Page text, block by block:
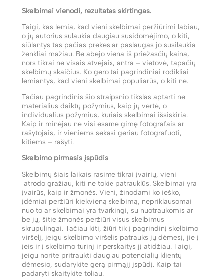
Skelbimai vienodi, rezultatas skirtingas.
Taigi, kas lemia, kad vieni skelbimai peržiūrimi labiau,
o jų autorius sulaukia daugiau susidomėjimo, o kiti,
siūlantys tas pačias prekes ar paslaugas jo susilaukia
ženkliai mažiau. Be abejo viena iš priežasčių kaina,
nors tikrai ne visais atvejais, antra – vietovė, tapačių
skelbimų skaičius. Ko gero tai pagrindiniai rodikliai
lemiantys, kad vieni skelbimai populiarūs, o kiti ne.
Tačiau pagrindinis šio straipsnio tikslas aptarti ne
materialius daiktų požymius, kaip jų vertė, o
individualius požymius, kuriais skelbimai išsiskiria.
Kaip ir minėjau ne visi esame gimę fotografais ar
rašytojais, ir vieniems sekasi geriau fotografuoti,
kitiems – rašyti.
Skelbimo pirmasis įspūdis
Skelbimų šiais laikais rasime tikrai įvairių, vieni
atrodo gražiau, kiti ne tokie patrauklūs. Skelbimai yra
įvairūs, kaip ir žmonės. Vieni, žinodami ko ieško,
įdėmiai peržiūri kiekvieną skelbimą, nepriklausomai
nuo to ar skelbimai yra tvarkingi, su nuotraukomis ar
be jų, šitie žmonės peržiūri visus skelbimus
skrupulingai. Tačiau kiti, žiūri tik į pagrindinį skelbimo
viršelį, jeigu skelbimo viršelis patrauks jų dėmesį, jie į
įeis ir į skelbimo turinį ir perskaitys jį atidžiau. Taigi,
jeigu norite pritraukti daugiau potencialių klientų
dėmesio, sudarykite gerą pirmąjį įspūdį. Kaip tai
padaryti skaitykite toliau.